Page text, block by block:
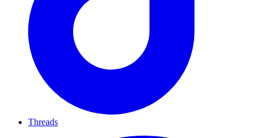
Threads